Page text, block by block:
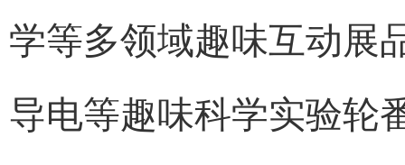
学等多领域趣味互动展
导电等趣味科学实验轮